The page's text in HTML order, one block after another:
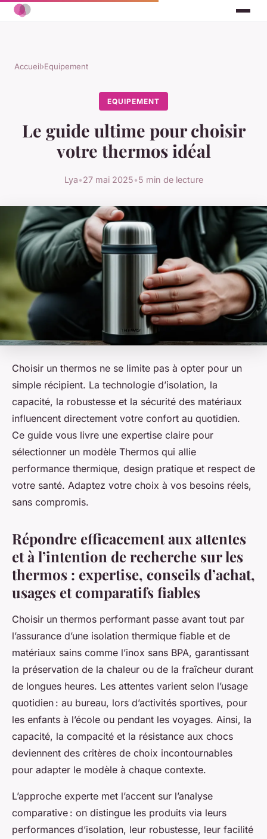
Accueil›Equipement
EQUIPEMENT
Le guide ultime pour choisir
votre thermos idéal
Lya•27 mai 2025•5 min de lecture
Choisir un thermos ne se limite pas à opter pour un
simple récipient. La technologie d’isolation, la
capacité, la robustesse et la sécurité des matériaux
influencent directement votre confort au quotidien.
Ce guide vous livre une expertise claire pour
sélectionner un modèle Thermos qui allie
performance thermique, design pratique et respect de
votre santé. Adaptez votre choix à vos besoins réels,
sans compromis.
Répondre efficacement aux attentes
et à l’intention de recherche sur les
thermos : expertise, conseils d’achat,
usages et comparatifs fiables
Choisir un thermos performant passe avant tout par
l’assurance d’une isolation thermique fiable et de
matériaux sains comme l’inox sans BPA, garantissant
la préservation de la chaleur ou de la fraîcheur durant
de longues heures. Les attentes varient selon l’usage
quotidien : au bureau, lors d’activités sportives, pour
les enfants à l’école ou pendant les voyages. Ainsi, la
capacité, la compacité et la résistance aux chocs
deviennent des critères de choix incontournables
pour adapter le modèle à chaque contexte.
L’approche experte met l’accent sur l’analyse
comparative : on distingue les produits via leurs
performances d’isolation, leur robustesse, leur facilité